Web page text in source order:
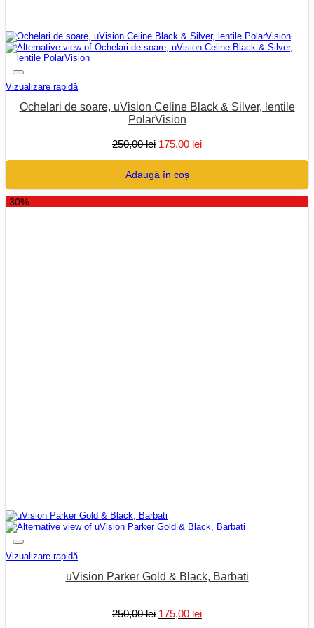
Vizualizare rapidă
Ochelari de soare, uVision Celine Black & Silver, lentile
PolarVision
250,00lei Prețul
fost:
250,00 lei.
175,00 leiPrețul
Adaugă în coș
-30%
Vizualizare rapidă
uVision Parker Gold & Black, Barbati
250,00lei Prețul
175,00 leiPrețul